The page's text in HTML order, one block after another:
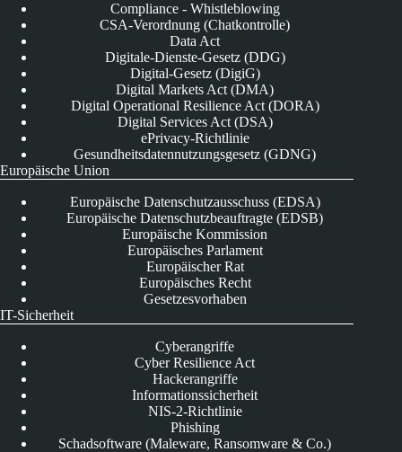
Compliance - Whistleblowing
CSA-Verordnung (Chatkontrolle)
Data Act
Digitale-Dienste-Gesetz (DDG)
Digital-Gesetz (DigiG)
Digital Markets Act (DMA)
Digital Operational Resilience Act (DORA)
Digital Services Act (DSA)
ePrivacy-Richtlinie
Gesundheitsdatennutzungsgesetz (GDNG)
Europäische Union
Europäische Datenschutzausschuss (EDSA)
Europäische Datenschutzbeauftragte (EDSB)
Europäische Kommission
Europäisches Parlament
Europäischer Rat
Europäisches Recht
Gesetzesvorhaben
IT-Sicherheit
Cyberangriffe
Cyber Resilience Act
Hackerangriffe
Informationssicherheit
NIS-2-Richtlinie
Phishing
Schadsoftware (Maleware, Ransomware & Co.)